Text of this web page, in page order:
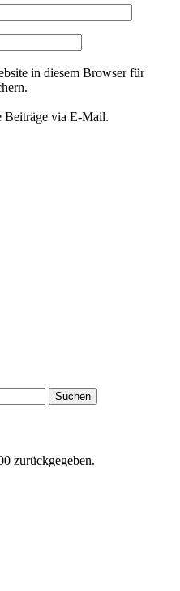
in diesem Browser für
Beiträge via E-Mail.
zurückgegeben.